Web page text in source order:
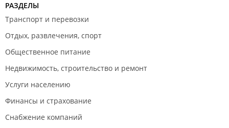
РАЗДЕЛЫ
Транспорт и перевозки
Отдых, развлечения, спорт
Общественное питание
Недвижимость, строительство и ремонт
Услуги населению
Финансы и страхование
Снабжение компаний